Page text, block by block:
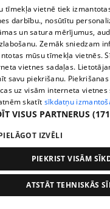
Pēc asām
reformu
407. epizode
tīmekļa vietnē tiek
darbību., nosūtītu
un satura mērījumus,
Zemāk sniedzam
mūsu tīmekļa vietnēs.
vietnes sadaļas.
savu piekrišanu.
uz visām interneta
skatīt sīkdatņu
VISUS PARTNERUS
IZVĒLI
PIEKRIST VISĀM
ATSTĀT TEHNISKĀS